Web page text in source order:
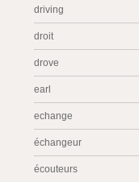
driving
droit
drove
earl
echange
échangeur
écouteurs